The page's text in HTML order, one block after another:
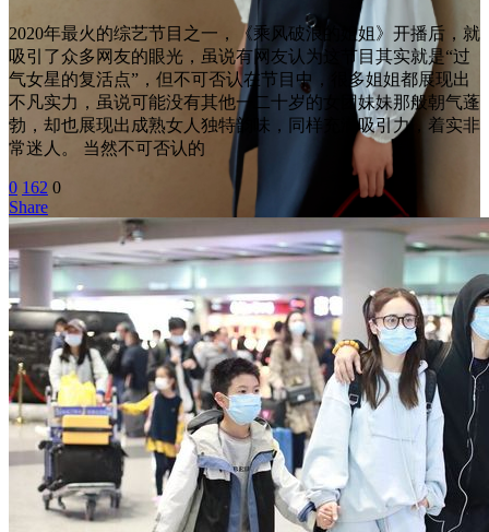
2020年最火的综艺节目之一，《乘风破浪的姐姐》开播后，就
吸引了众多网友的眼光，虽说有网友认为这节目其实就是“过
气女星的复活点”，但不可否认在节目中，很多姐姐都展现出
不凡实力，虽说可能没有其他一二十岁的女团妹妹那般朝气蓬
勃，却也展现出成熟女人独特韵味，同样充满吸引力，着实非
常迷人。 当然不可否认的
0 162 0
Share